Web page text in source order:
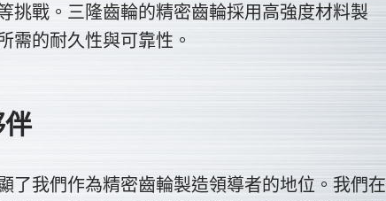
挑戰。三隆齒輪的精密齒輪採用高強度材料製
需的耐久性與可靠性。
了我們作為精密齒輪製造領導者的地位。我們在